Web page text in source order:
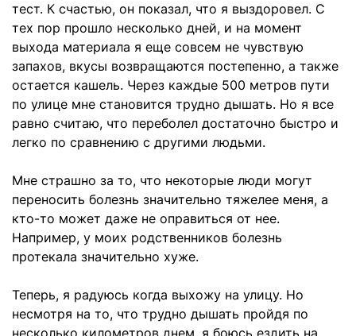
тест. К счастью, он показал, что я выздоровел. С
тех пор прошло несколько дней, и на момент
выхода материала я еще совсем не чувствую
запахов, вкусы возвращаются постепенно, а также
остается кашель. Через каждые 500 метров пути
по улице мне становится трудно дышать. Но я все
равно считаю, что переболел достаточно быстро и
легко по сравнению с другими людьми.
Мне страшно за то, что некоторые люди могут
переносить болезнь значительно тяжелее меня, а
кто-то может даже не оправиться от нее.
Например, у моих родственников болезнь
протекала значительно хуже.
Теперь, я радуюсь когда выхожу на улицу. Но
несмотря на то, что трудно дышать пройдя по